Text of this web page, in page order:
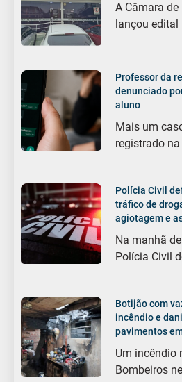
A Câmara
lançou edital
Professor da
denunciado
aluno
Mais um
registrado
Polícia Civil
tráfico de
agiotagem e
Na manhã
Polícia Civil
Botijão com
incêndio e
pavimentos
Um incêndio
Bombeiros